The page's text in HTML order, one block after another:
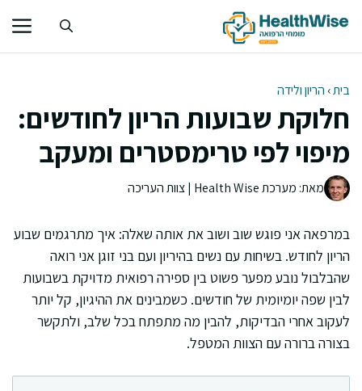
לתוכן
בית› הריון ולידה
חלוקת שבועות הריון לחודשים:
מיפוי לפי טרימסטרים ומעקב
מאת: מערכת Health Wise | צוות העריכה
במרפאה אני פוגש שוב ושוב את אותה שאלה: איך מתרגמים שבוע
הריון לחודש. בשיחות עם נשים בהיריון ועם בני זוגן אני רואה
שהבלבול נובע מפער פשוט בין ספירה רפואית מדויקת בשבועות
לבין שפה יומיומית של חודשים. כשמבינים את ההיגיון, קל יותר
לעקוב אחרי הבדיקות, להבין מה מתפתח בכל שלב, ולתקשר
בצורה ברורה עם הצוות המטפל.